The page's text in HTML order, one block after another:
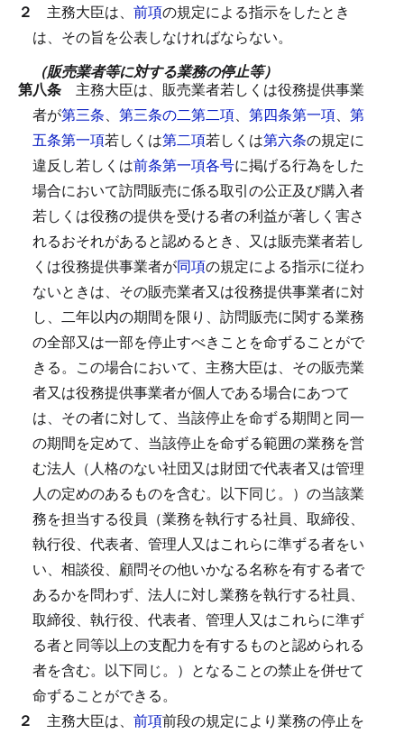
２ 主務大臣は、 前項の規定による指示をしたとき
は、その旨を公表しなければならない。
（販売業者等に対する業務の停止等）
第八条 主務大臣は、販売業者若しくは役務提供事業
者が第三条、 第三条の二第二項、 第四条第一項、 第
五条第一項若しくは第二項若しくは第六条の規定に
違反し若しくは前条第一項各号に掲げる行為をした
場合において訪問販売に係る取引の公正及び購入者
若しくは役務の提供を受ける者の利益が著しく害さ
れるおそれがあると認めるとき、又は販売業者若し
くは役務提供事業者が同項の規定による指示に従わ
ないときは、その販売業者又は役務提供事業者に対
し、二年以内の期間を限り、訪問販売に関する業務
の全部又は一部を停止すべきことを命ずることがで
きる。 この場合において、主務大臣は、その販売業
者又は役務提供事業者が個人である場合にあつて
は、その者に対して、当該停止を命ずる期間と同一
の期間を定めて、当該停止を命ずる範囲の業務を営
む法人（人格のない社団又は財団で代表者又は管理
人の定めのあるものを含む。以下同じ。）の当該業
務を担当する役員（業務を執行する社員、取締役、
執行役、代表者、管理人又はこれらに準ずる者をい
い、相談役、顧問その他いかなる名称を有する者で
あるかを問わず、法人に対し業務を執行する社員、
取締役、執行役、代表者、管理人又はこれらに準ず
る者と同等以上の支配力を有するものと認められる
者を含む。以下同じ。）となることの禁止を併せて
命ずることができる。
２ 主務大臣は、 前項前段の規定により業務の停止を